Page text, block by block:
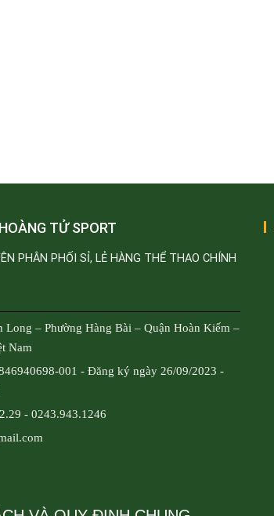
TỬ SPORT
PHÂN PHỐI SỈ, LẺ HÀNG THỂ THAO CHÍNH
Long – Phường Hàng Bài – Quận Hoàn Kiếm –
Nam
001 - Đăng ký ngày 26/09/2023 -
- 0243.943.1246